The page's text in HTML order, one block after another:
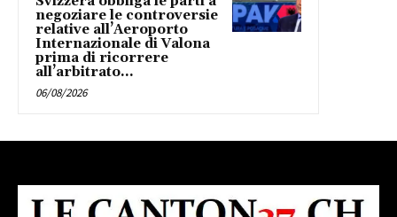
negoziare le controversie
relative all’Aeroporto
Internazionale di Valona
prima di ricorrere
all’arbitrato...
06/08/2026